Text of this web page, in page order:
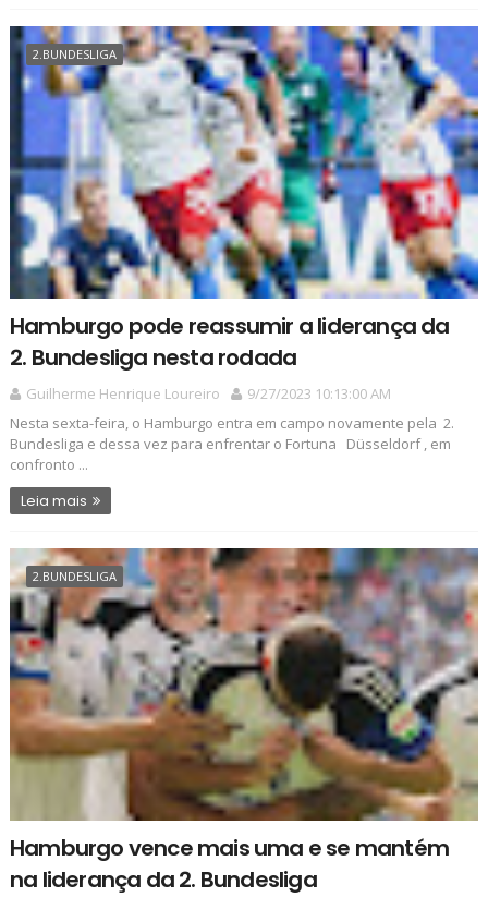
2.BUNDESLIGA
Hamburgo pode reassumir a liderança da
2. Bundesliga nesta rodada
Guilherme Henrique Loureiro
9/27/2023 10:13:00 AM
Nesta sexta-feira, o Hamburgo entra em campo novamente pela 2.
Bundesliga e dessa vez para enfrentar o Fortuna Düsseldorf , em
confronto ...
Leia mais
2.BUNDESLIGA
Hamburgo vence mais uma e se mantém
na liderança da 2. Bundesliga